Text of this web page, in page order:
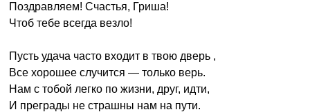
Поздравляем! Счастья, Гриша!
Чтоб тебе всегда везло!
Пусть удача часто входит в твою дверь ,
Все хорошее случится — только верь.
Нам с тобой легко по жизни, друг, идти,
И преграды не страшны нам на пути.